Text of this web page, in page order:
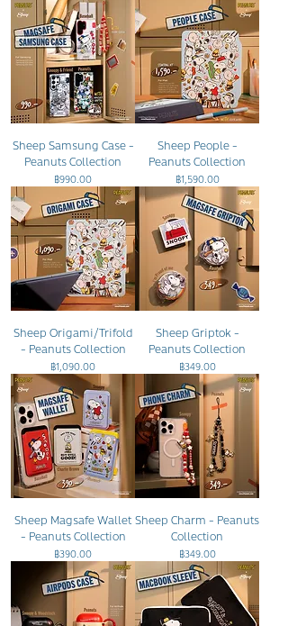
Sheep Samsung Case -
Peanuts Collection
ราคา
฿990.00
Sheep People -
Peanuts Collection
ราคา
฿1,590.00
Sheep Origami/Trifold
- Peanuts Collection
ราคา
฿1,090.00
Sheep Griptok -
Peanuts Collection
ราคา
฿349.00
Sheep Magsafe Wallet
- Peanuts Collection
ราคา
฿390.00
Sheep Charm - Peanuts
Collection
ราคา
฿349.00